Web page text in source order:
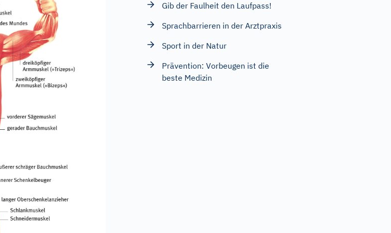
Gib der Faulheit den Laufpass!
Sprachbarrieren in der Arztpraxis
Sport in der Natur
Prävention: Vorbeugen ist die
beste Medizin